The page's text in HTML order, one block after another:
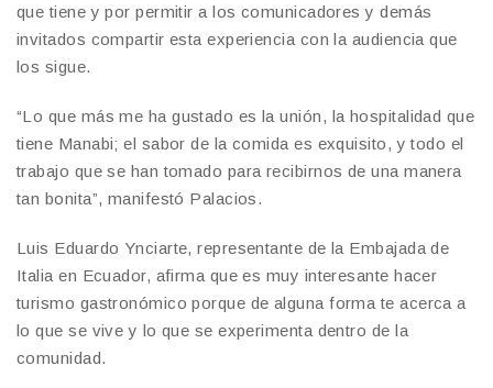
que tiene y por permitir a los comunicadores y demás
invitados compartir esta experiencia con la audiencia que
los sigue.
“Lo que más me ha gustado es la unión, la hospitalidad que
tiene Manabi; el sabor de la comida es exquisito, y todo el
trabajo que se han tomado para recibirnos de una manera
tan bonita”, manifestó Palacios.
Luis Eduardo Ynciarte, representante de la Embajada de
Italia en Ecuador, afirma que es muy interesante hacer
turismo gastronómico porque de alguna forma te acerca a
lo que se vive y lo que se experimenta dentro de la
comunidad.